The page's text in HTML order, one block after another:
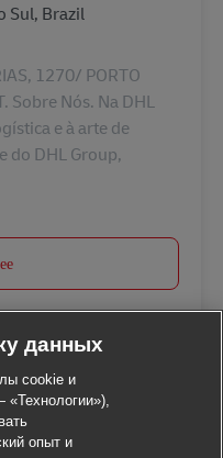
Sul, Brazil
1270/ PORTO
Sobre Nós. Na DHL
e à arte de
do DHL Group,
данных
cookie и
«Технологии»),
опыт и